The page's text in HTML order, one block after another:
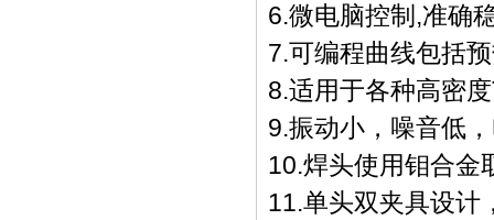
6.微电脑控制,准确
7.可编程曲线包括
8.适用于各种高密
9.振动小，噪音低
10.焊头使用钼合金
11.单头双夹具设计